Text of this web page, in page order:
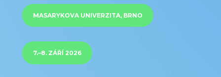
MASARYKOVA UNIVERZITA, BRNO
7.–8. ZÁŘÍ 2026